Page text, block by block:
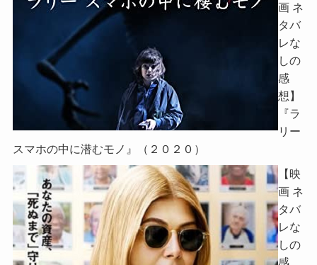
画 ネ
タバ
レな
しの
感
想】
『ラ
リー
スマホの中に潜むモノ』（２０２０）
【映
画 ネ
タバ
レな
しの
感